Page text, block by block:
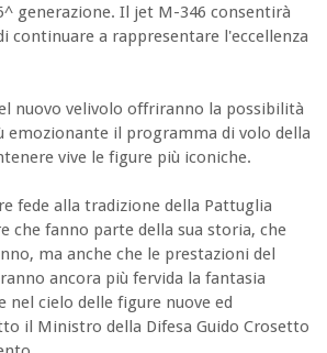
generazione. Il jet M-346 consentirà
continuare a rappresentare l'eccellenza
nuovo velivolo offriranno la possibilità
emozionante il programma di volo della
vive le figure più iconiche.
fede alla tradizione della Pattuglia
che fanno parte della sua storia, che
ma anche che le prestazioni del
ancora più fervida la fantasia
nel cielo delle figure nuove ed
il Ministro della Difesa Guido Crosetto